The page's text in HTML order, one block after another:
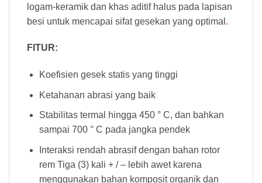
logam-keramik dan khas aditif halus pada lapisan
besi untuk mencapai sifat gesekan yang optimal .
FITUR:
Koefisien gesek statis yang tinggi
Ketahanan abrasi yang baik
Stabilitas termal hingga 450 ° C, dan bahkan
sampai 700 ° C pada jangka pendek
Interaksi rendah abrasif dengan bahan rotor
rem Tiga (3) kali + / – lebih awet karena
menggunakan bahan komposit organik dan